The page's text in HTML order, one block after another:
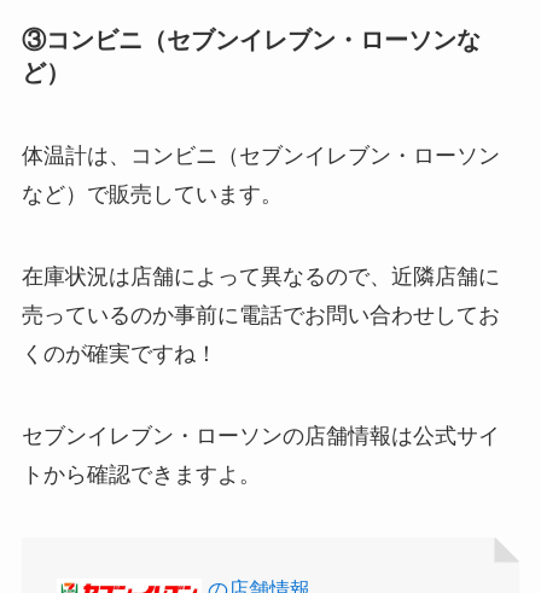
均で売ってる？
インソールはどこに売ってる？100均やドラッグス
③コンビニ（セブンイレブン・ローソンな
ど）
体温計は、コンビニ（セブンイレブン・ローソン
など）で販売しています。
在庫状況は店舗によって異なるので、近隣店舗に
売っているのか事前に電話でお問い合わせしてお
くのが確実ですね！
セブンイレブン・ローソンの店舗情報は公式サイ
トから確認できますよ。